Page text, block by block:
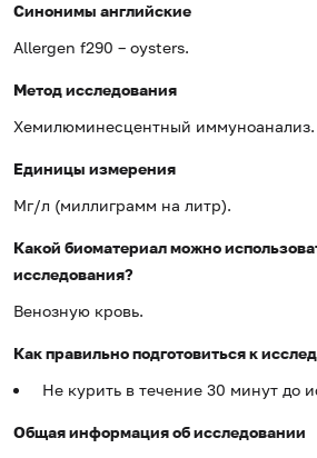
Синонимы английские
Allergen f290 – oysters.
Метод исследования
Хемилюминесцентный иммуноанализ.
Единицы измерения
Мг/л (миллиграмм на литр).
Какой биоматериал можно
исследования?
Венозную кровь.
Как правильно подготовиться к
Не курить в течение 30 минут до
Общая информация об исследовании